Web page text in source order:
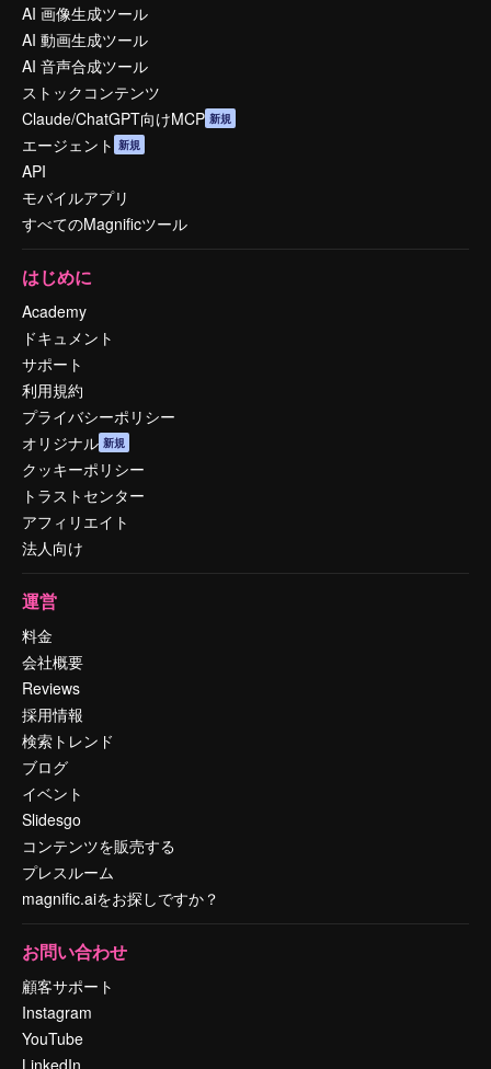
AI 画像生成ツール
AI 動画生成ツール
AI 音声合成ツール
ストックコンテンツ
Claude/ChatGPT向けMCP 新規
エージェント 新規
API
モバイルアプリ
すべてのMagnificツール
はじめに
Academy
ドキュメント
サポート
利用規約
プライバシーポリシー
オリジナル 新規
クッキーポリシー
トラストセンター
アフィリエイト
法人向け
運営
料金
会社概要
Reviews
採用情報
検索トレンド
ブログ
イベント
Slidesgo
コンテンツを販売する
プレスルーム
magnific.aiをお探しですか？
お問い合わせ
顧客サポート
Instagram
YouTube
LinkedIn